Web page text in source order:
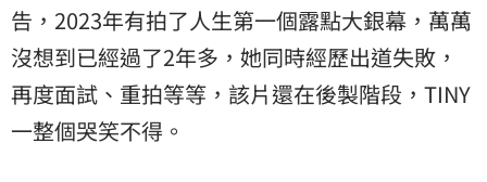
告，2023年有拍了人生第一個露點大銀幕，萬萬
沒想到已經過了2年多，她同時經歷出道失敗，
再度面試、重拍等等，該片還在後製階段，TINY
一整個哭笑不得。